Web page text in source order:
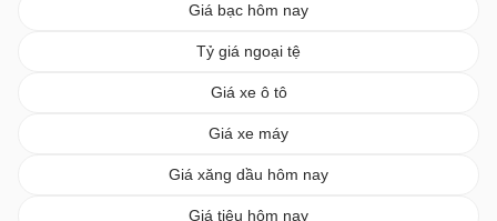
Giá bạc hôm nay
Tỷ giá ngoại tệ
Giá xe ô tô
Giá xe máy
Giá xăng dầu hôm nay
Giá tiêu hôm nay